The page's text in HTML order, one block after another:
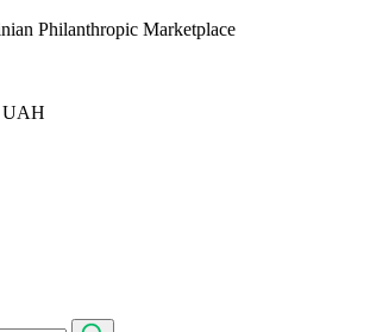
Philanthropic Marketplace
UAH